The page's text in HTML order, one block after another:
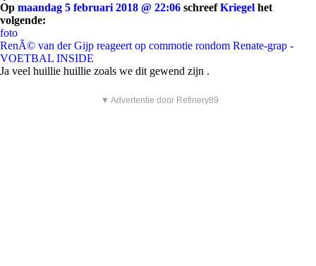
Op maandag 5 februari 2018 @ 22:06 schreefKriegel het
volgende:
foto
RenÃ© van der Gijp reageert op commotie rondom Renate-grap -
VOETBAL INSIDE
Ja veel huillie huillie zoals we dit gewend zijn .
▼ Advertentie door Refinery89